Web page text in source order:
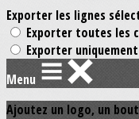
Exporter les lignes
Exporter toutes les
Exporter
Menu
Ajoutez un logo, un